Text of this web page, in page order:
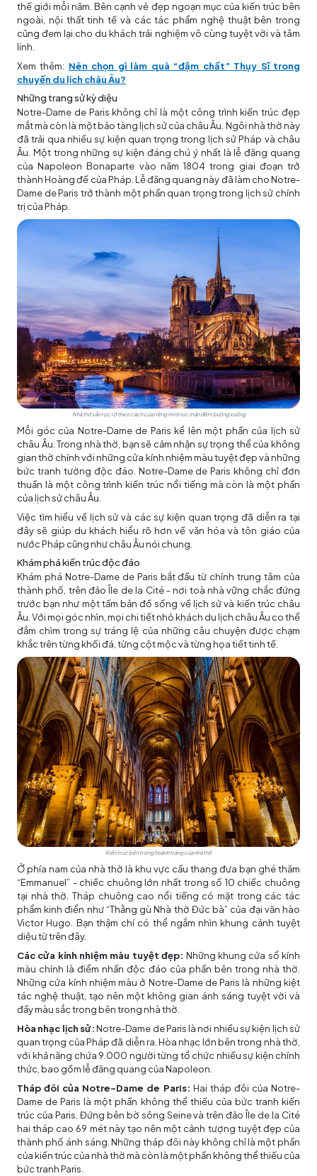
thế giới mỗi năm. Bên cạnh vẻ đẹp ngoạn mục của kiến trúc bên
ngoài, nội thất tinh tế và các tác phẩm nghệ thuật bên trong
cũng đem lại cho du khách trải nghiệm vô cùng tuyệt vời và tâm
linh.
Xem thêm: Nên chọn gì làm quà “đậm chất” Thụy Sĩ trong
chuyến du lịch châu Âu?
Những trang sử kỳ diệu
Notre-Dame de Paris không chỉ là một công trình kiến trúc đẹp
mắt mà còn là một bảo tàng lịch sử của châu Âu. Ngôi nhà thờ này
đã trải qua nhiều sự kiện quan trọng trong lịch sử Pháp và châu
Âu. Một trong những sự kiện đáng chú ý nhất là lễ đăng quang
của Napoleon Bonaparte vào năm 1804 trong giai đoạn trở
thành Hoàng đế của Pháp. Lễ đăng quang này đã làm cho Notre-
Dame de Paris trở thành một phần quan trọng trong lịch sử chính
trị của Pháp.
Nhà thờ vẫn rực rỡ theo cách của riêng mình lúc màn đêm buông xuống
Mỗi góc của Notre-Dame de Paris kể lên một phần của lịch sử
châu Âu. Trong nhà thờ, bạn sẽ cảm nhận sự trọng thể của không
gian thờ chính với những cửa kính nhiệm màu tuyệt đẹp và những
bức tranh tường độc đáo. Notre-Dame de Paris không chỉ đơn
thuần là một công trình kiến trúc nổi tiếng mà còn là một phần
của lịch sử châu Âu.
Việc tìm hiểu về lịch sử và các sự kiện quan trọng đã diễn ra tại
đây sẽ giúp du khách hiểu rõ hơn về văn hóa và tôn giáo của
nước Pháp cũng như châu Âu nói chung.
Khám phá kiến trúc độc đáo
Khám phá Notre-Dame de Paris bắt đầu từ chính trung tâm của
thành phố, trên đảo Île de la Cité - nơi toà nhà vững chắc đứng
trước bạn như một tấm bản đồ sống về lịch sử và kiến trúc châu
Âu. Với mọi góc nhìn, mọi chi tiết nhỏ khách du lịch châu Âu co thể
đắm chìm trong sự tráng lệ của những câu chuyện được chạm
khắc trên từng khối đá, từng cột mộc và từng họa tiết tinh tế.
Kiến trúc bên trong hoành tráng của nhà thờ
Ở phía nam của nhà thờ là khu vực cầu thang đưa bạn ghé thăm
“Emmanuel” - chiếc chuông lớn nhất trong số 10 chiếc chuông
tại nhà thờ. Tháp chuông cao nổi tiếng có mặt trong các tác
phẩm kinh điển như “Thằng gù Nhà thờ Đức bà” của đại văn hào
Victor Hugo. Bạn thậm chí có thể ngắm nhìn khung cảnh tuyệt
diệu từ trên đây.
Các cửa kính nhiệm màu tuyệt đẹp: Những khung cửa sổ kính
màu chính là điểm nhấn độc đáo của phần bên trong nhà thờ.
Những cửa kính nhiệm màu ở Notre-Dame de Paris là những kiệt
tác nghệ thuật, tạo nên một không gian ánh sáng tuyệt vời và
đầy màu sắc trong bên trong nhà thờ.
Hòa nhạc lịch sử:Notre-Dame de Paris là nơi nhiều sự kiện lịch sử
quan trọng của Pháp đã diễn ra. Hòa nhạc lớn bên trong nhà thờ,
với khả năng chứa 9.000 người từng tổ chức nhiều sự kiện chính
thức, bao gồm lễ đăng quang của Napoleon.
Tháp đôi của Notre-Dame de Paris: Hai tháp đôi của Notre-
Dame de Paris là một phần không thể thiếu của bức tranh kiến
trúc của Paris. Đứng bên bờ sông Seine và trên đảo Île de la Cité
hai tháp cao 69 mét này tạo nên một cảnh tượng tuyệt đẹp của
thành phố ánh sáng. Những tháp đôi này không chỉ là một phần
của kiến trúc của nhà thờ mà còn là một phần không thể thiếu của
bức tranh Paris.